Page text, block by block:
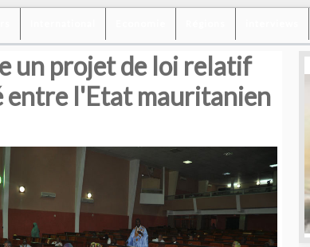
un projet de loi relatif
entre l'Etat mauritanien